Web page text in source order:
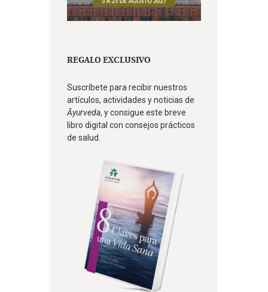
REGALO EXCLUSIVO
Suscríbete para recibir nuestros
artículos, actividades y noticias de
Āyurveda, y consigue este breve
libro digital con consejos prácticos
de salud.